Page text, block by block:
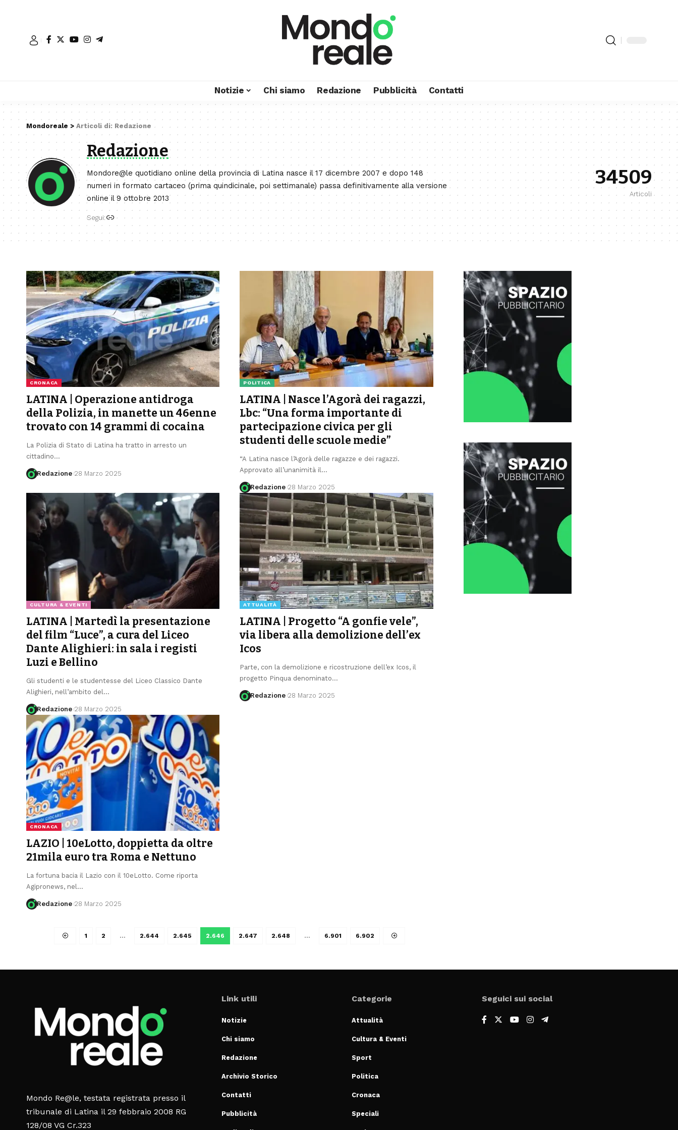
Notizie Chi siamo Redazione Pubblicità Contatti
Mondoreale > Articoli di: Redazione
Redazione
Mondore@le quotidiano online della provincia di Latina nasce il 17 dicembre 2007 e dopo 148
numeri in formato cartaceo (prima quindicinale, poi settimanale) passa definitivamente alla versione
online il 9 ottobre 2013
Segui:
34509
Articoli
CRONACA
LATINA | Operazione antidroga
della Polizia, in manette un 46enne
trovato con 14 grammi di cocaina
La Polizia di Stato di Latina ha tratto in arresto un
cittadino…
Redazione 28 Marzo 2025
POLITICA
LATINA | Nasce l’Agorà dei ragazzi,
Lbc: “Una forma importante di
partecipazione civica per gli
studenti delle scuole medie”
“A Latina nasce l’Agorà delle ragazze e dei ragazzi.
Approvato all’unanimità il …
Redazione 28 Marzo 2025
CULTURA & EVENTI
LATINA | Martedì la presentazione
del film “Luce”, a cura del Liceo
Dante Alighieri: in sala i registi
Luzi e Bellino
Gli studenti e le studentesse del Liceo Classico Dante
Alighieri, nell’ambito del …
Redazione 28 Marzo 2025
ATTUALITÀ
LATINA | Progetto “A gonfie vele”,
via libera alla demolizione dell’ex
Icos
Parte, con la demolizione e ricostruzione dell’ex Icos, il
progetto Pinqua denominato…
Redazione 28 Marzo 2025
CRONACA
LAZIO | 10eLotto, doppietta da oltre
21mila euro tra Roma e Nettuno
La fortuna bacia il Lazio con il 10eLotto. Come riporta
Agipronews, nel …
Redazione 28 Marzo 2025
1 2 … 2.644 2.645 2.646 2.647 2.648 … 6.901 6.902
Mondo Re@le, testata registrata presso il
tribunale di Latina il 29 febbraio 2008 RG
128/08 VG Cr.323
Link utili
Notizie
Chi siamo
Redazione
Archivio Storico
Contatti
Pubblicità
Categorie
Attualità
Cultura & Eventi
Sport
Politica
Cronaca
Speciali
Seguici sui social